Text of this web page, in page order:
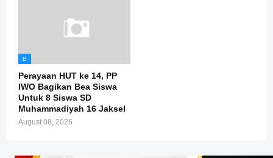
B
Perayaan HUT ke 14, PP
IWO Bagikan Bea Siswa
Untuk 8 Siswa SD
Muhammadiyah 16 Jaksel
August 08, 2026